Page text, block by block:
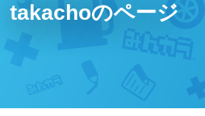
takachoのページ